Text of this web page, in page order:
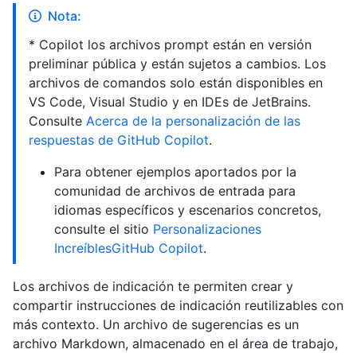
Nota:
* Copilot los archivos prompt están en versión
preliminar pública y están sujetos a cambios. Los
archivos de comandos solo están disponibles en
VS Code, Visual Studio y en IDEs de JetBrains.
Consulte Acerca de la personalización de las
respuestas de GitHub Copilot.
Para obtener ejemplos aportados por la
comunidad de archivos de entrada para
idiomas específicos y escenarios concretos,
consulte el sitio Personalizaciones
IncreíblesGitHub Copilot.
Los archivos de indicación te permiten crear y
compartir instrucciones de indicación reutilizables con
más contexto. Un archivo de sugerencias es un
archivo Markdown, almacenado en el área de trabajo,